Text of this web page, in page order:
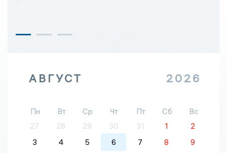
АВГУСТ 2026
Пн Вт Ср Чт Пт Сб
Вс
27
28 29 30 31 1
2
3
4 5 6 7 8
9